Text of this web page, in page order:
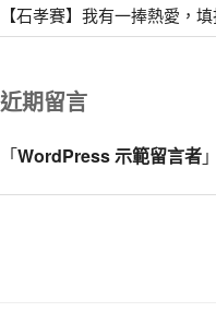
【石孝賽】我有一捧熱愛，
近期留言
「WordPress 示範留言者